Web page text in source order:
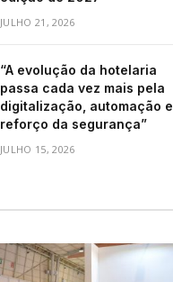
JULHO 21, 2026
“A evolução da hotelaria
passa cada vez mais pela
digitalização, automação e
reforço da segurança”
JULHO 15, 2026